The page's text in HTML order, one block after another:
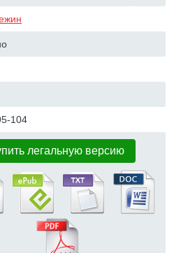
104
легальную версию